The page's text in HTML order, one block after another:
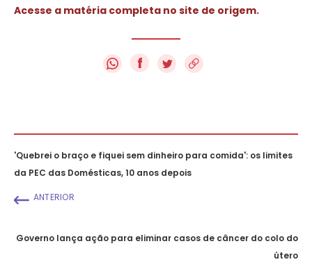
Acesse a matéria completa no site de origem.
f
'Quebrei o braço e fiquei sem dinheiro para comida': os limites
da PEC das Domésticas, 10 anos depois
ANTERIOR
Governo lança ação para eliminar casos de câncer do colo do
útero